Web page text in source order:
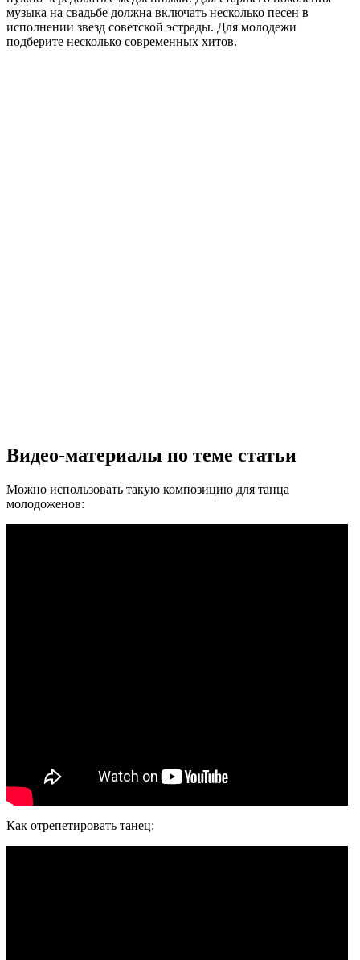
музыка на свадьбе должна включать несколько песен в
исполнении звезд советской эстрады. Для молодежи
подберите несколько современных хитов.
Видео-материалы по теме статьи
Можно использовать такую композицию для танца
молодоженов:
Как отрепетировать танец: